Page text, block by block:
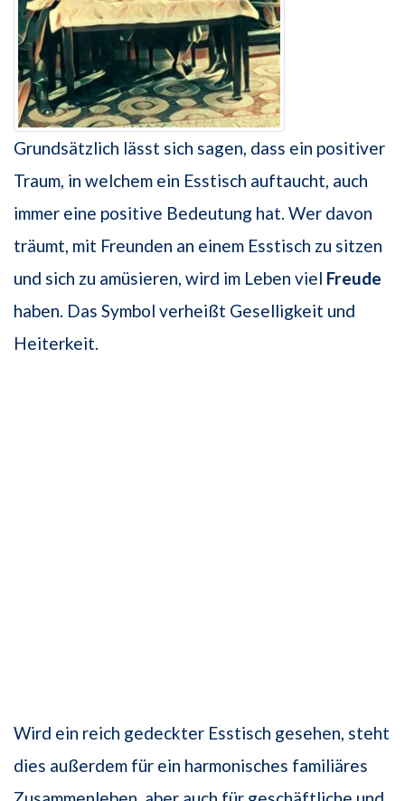
Grundsätzlich lässt sich sagen, dass ein positiver
Traum, in welchem ein Esstisch auftaucht, auch
immer eine positive Bedeutung hat. Wer davon
träumt, mit Freunden an einem Esstisch zu sitzen
und sich zu amüsieren, wird im Leben viel Freude
haben. Das Symbol verheißt Geselligkeit und
Heiterkeit.
Wird ein reich gedeckter Esstisch gesehen, steht
dies außerdem für ein harmonisches familiäres